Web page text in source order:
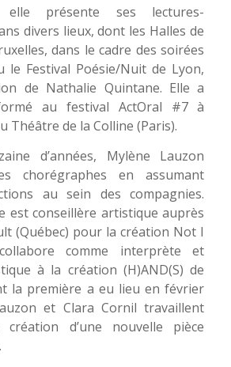
elle présente ses lectures-
divers lieux, dont les Halles de
dans le cadre des soirées
le Festival Poésie/Nuit de Lyon,
de Nathalie Quintane. Elle a
au festival ActOral #7 à
Théâtre de la Colline (Paris).
d’années, Mylène Lauzon
chorégraphes en assumant
au sein des compagnies.
est conseillère artistique auprès
(Québec) pour la création Not I
comme interprète et
à la création (H)AND(S) de
la première a eu lieu en février
et Clara Cornil travaillent
d’une nouvelle pièce